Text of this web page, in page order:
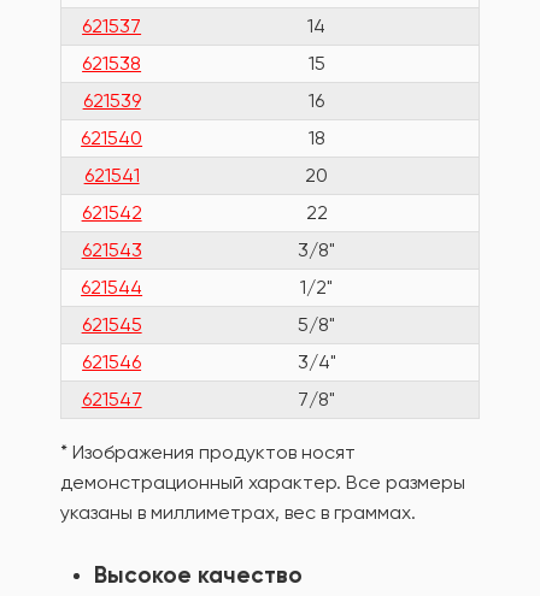
621537
14
621538
15
621539
16
621540
18
621541
20
621542
22
621543
3/8"
621544
1/2"
621545
5/8"
621546
3/4"
621547
7/8"
* Изображения продуктов носят
демонстрационный характер. Все размеры
указаны в миллиметрах, вес в граммах.
Высокое качество